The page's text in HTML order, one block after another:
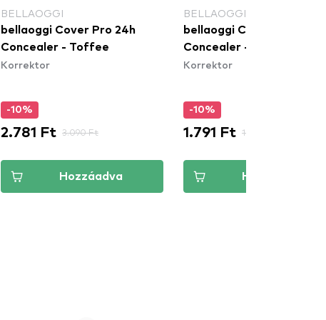
BELLAOGGI
bellaoggi Cover Pro 24h
Concealer - Toffee
Korrektor
-10%
2.781 Ft 3.090 Ft
Hozzáadva
BELLAOGGI
bellaoggi Cover Me
Concealer - Honey
Korrektor
-10%
1.791 Ft 1.990 Ft
Hozzáadva